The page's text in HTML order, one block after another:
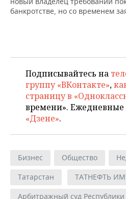
банкротстве, но со временем
Подписывайтесь на
группу «ВКонтакте»,
страницу в
времени». Ежедневные
«Дзене».
Бизнес Общество
Татарстан
ТАТНЕФТЬ
Арбитражный суд Республики